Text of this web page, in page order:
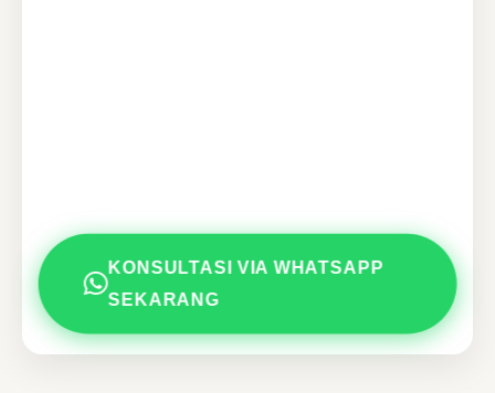
KONSULTASI VIA WHATSAPP
SEKARANG